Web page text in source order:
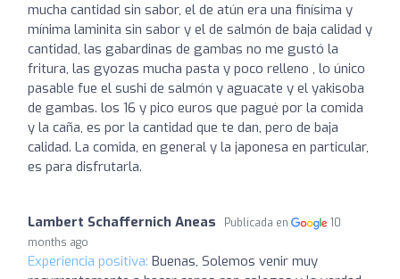
mucha cantidad sin sabor, el de atún era una finísima y
mínima laminita sin sabor y el de salmón de baja calidad y
cantidad, las gabardinas de gambas no me gustó la
fritura, las gyozas mucha pasta y poco relleno , lo único
pasable fue el sushi de salmón y aguacate y el yakisoba
de gambas. los 16 y pico euros que pagué por la comida
y la caña, es por la cantidad que te dan, pero de baja
calidad. La comida, en general y la japonesa en particular,
es para disfrutarla.
Lambert Schaffernich Aneas Publicada en
10
months ago
Experiencia positiva: Buenas, Solemos venir muy